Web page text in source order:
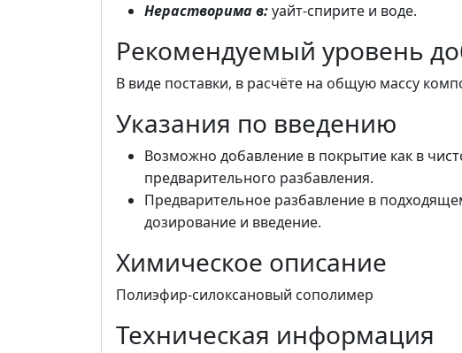
Нерастворима в:уайт-спирите и воде.
Рекомендуемый уровень
В виде поставки, в расчёте на общую массу
Указания по введению
Возможно добавление в покрытие как в
предварительного разбавления.
Предварительное разбавление в
дозирование и введение.
Химическое описание
Полиэфир-силоксановый сополимер
Техническая информация